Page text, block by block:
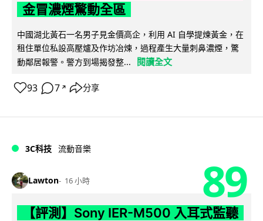
金冒濃煙驚動全區
中國湖北黃石一名男子見金價高企，利用 AI 自學提煉黃金，在
租住單位私設高壓爐及作坊冶煉，過程產生大量刺鼻濃煙，驚
動鄰居報警。警方到場揭發整...
閱讀全文
93 7 ↗ 分享
3C科技 流動音樂
Lawton 16 小時 89
【評測】Sony IER-M500 入耳式監聽